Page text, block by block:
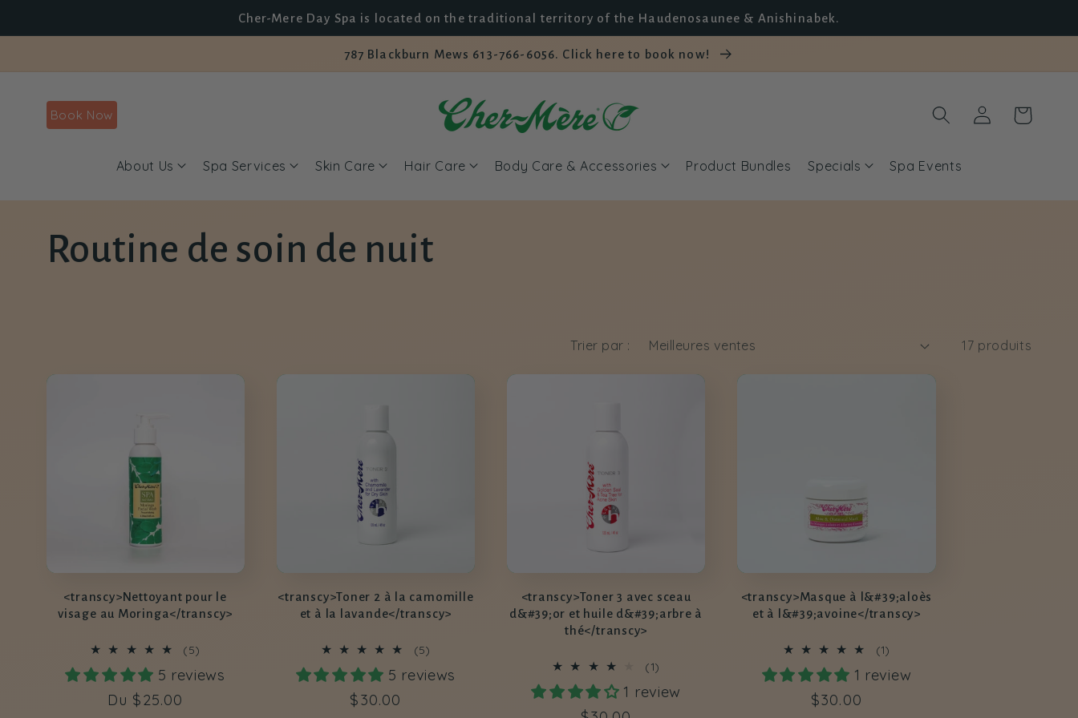
au
Cher-Mere Day Spa is located on the traditional territory of the Haudenosaunee & Anishinabek.
787 Blackburn Mews 613-766-6056. Click here to book now!
Book Now
About Us Spa Services Skin Care Hair Care Body Care & Accessories Product Bundles Specials Spa Events
ConnexionPanier
C
o
Routine de soin de nuit
Trier par : 17 produits
<transcy>Nettoyant pour le
visage au Moringa</transcy>
(5)
des
5 reviews
Prix
Du $25.00
<transcy>Toner 2 à la camomille
et à la lavande</transcy>
(5)
des
5 reviews
Prix
$30.00
<transcy>Toner 3 avec sceau
d&#39;or et huile d&#39;arbre à
thé</transcy>
(1)
des
1 review
<transcy>Masque à l&#39;aloès
et à l&#39;avoine</transcy>
(1)
des
1 review
Prix
$30.00